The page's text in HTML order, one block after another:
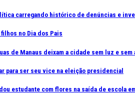
carregando histórico de denúncias e
no Dia dos Pais
de Manaus deixam a cidade sem luz e
para ser seu vice na eleição presidencial
estudante com flores na saída de escola